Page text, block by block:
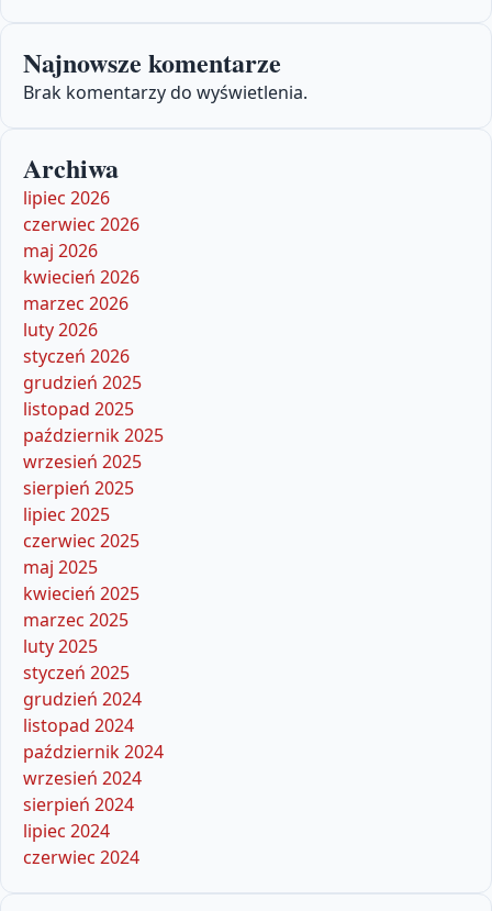
Najnowsze komentarze
Brak komentarzy do wyświetlenia.
Archiwa
lipiec 2026
czerwiec 2026
maj 2026
kwiecień 2026
marzec 2026
luty 2026
styczeń 2026
grudzień 2025
listopad 2025
październik 2025
wrzesień 2025
sierpień 2025
lipiec 2025
czerwiec 2025
maj 2025
kwiecień 2025
marzec 2025
luty 2025
styczeń 2025
grudzień 2024
listopad 2024
październik 2024
wrzesień 2024
sierpień 2024
lipiec 2024
czerwiec 2024